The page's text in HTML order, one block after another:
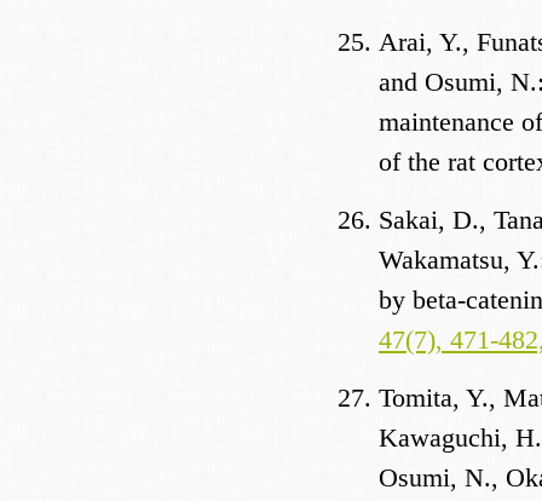
Arai, Y.,
and Osumi,
maintenance
of the rat
Sakai, D.,
Wakamatsu,
by beta-
47(7), 471-
Tomita, Y.,
Kawaguchi,
Osumi, N.,